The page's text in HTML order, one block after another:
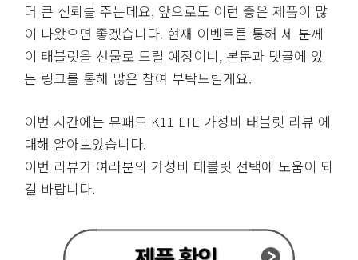
더 큰 신뢰를 주는데요, 앞으로도 이런 좋은 제품이 많
이 나왔으면 좋겠습니다. 현재 이벤트를 통해 세 분께
이 태블릿을 선물로 드릴 예정이니, 본문과 댓글에 있
는 링크를 통해 많은 참여 부탁드릴게요.
이번 시간에는 뮤패드 K11 LTE 가성비 태블릿 리뷰 에
대해 알아보았습니다.
이번 리뷰가 여러분의 가성비 태블릿 선택에 도움이 되
길 바랍니다.